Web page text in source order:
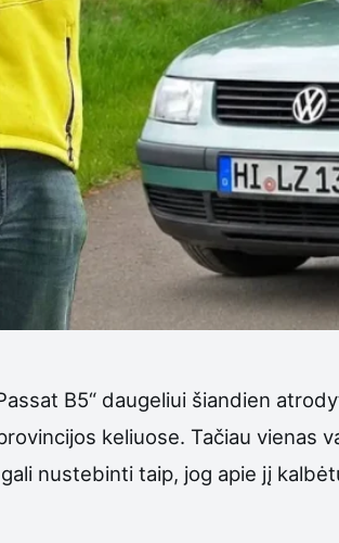
B5“ daugeliui šiandien
keliuose. Tačiau
nustebinti taip, jog apie jį